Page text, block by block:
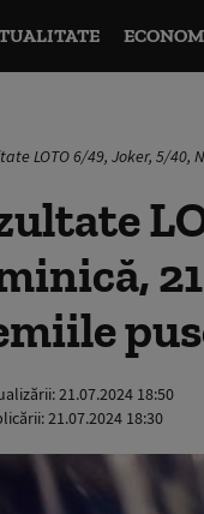
LOTO 6/49, Joker, 5/40,
21.07.2024 18:50
21.07.2024 18:30